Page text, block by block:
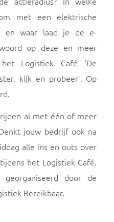
met een elektrische
en waar laad je de e-
op deze en meer
Logistiek Café ‘De
kijk en probeer’. Op
al met één of meer
jouw bedrijf ook na
alle ins en outs over
het Logistiek Café.
door de
Bereikbaar.